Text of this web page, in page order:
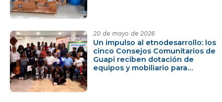
20 de mayo de 2026
Un impulso al etnodesarrollo: los
cinco Consejos Comunitarios de
Guapi reciben dotación de
equipos y mobiliario para